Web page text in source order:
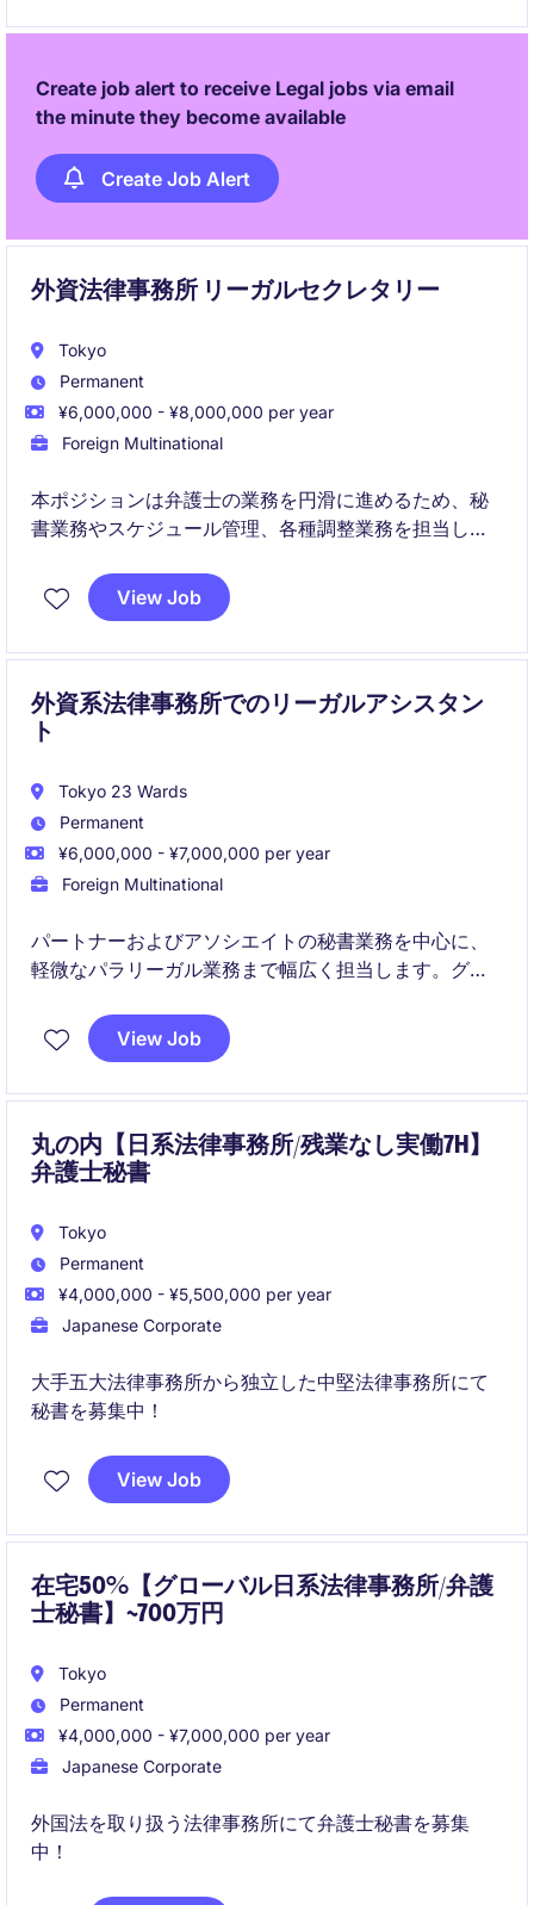
Create job alert to receive Legal jobs via email
the minute they become available
Create Job Alert
外資法律事務所 リーガルセクレタリー
Tokyo
Permanent
¥6,000,000 - ¥8,000,000 per year
Foreign Multinational
本ポジションは弁護士の業務を円滑に進めるため、秘
書業務やスケジュール管理、各種調整業務を担当しま
ションです。View Job
外資系法律事務所でのリーガルアシスタン
ト
Tokyo 23 Wards
Permanent
¥6,000,000 - ¥7,000,000 per year
Foreign Multinational
パートナーおよびアソシエイトの秘書業務を中心に、
軽微なパラリーガル業務まで幅広く担当します。グロ
料作成までスピード感のある環境で活躍いただけま
す。
View Job
丸の内【日系法律事務所/残業なし実働7H】
弁護士秘書
Tokyo
Permanent
¥4,000,000 - ¥5,500,000 per year
Japanese Corporate
大手五大法律事務所から独立した中堅法律事務所にて
秘書を募集中！
View Job
在宅50%【グローバル日系法律事務所/弁護
士秘書】~700万円
Tokyo
Permanent
¥4,000,000 - ¥7,000,000 per year
Japanese Corporate
外国法を取り扱う法律事務所にて弁護士秘書を募集
中！